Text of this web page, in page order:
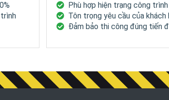
Phù hợp hiện trạng công
Tôn trọng yêu cầu của khách
Đảm bảo thi công đúng tiến